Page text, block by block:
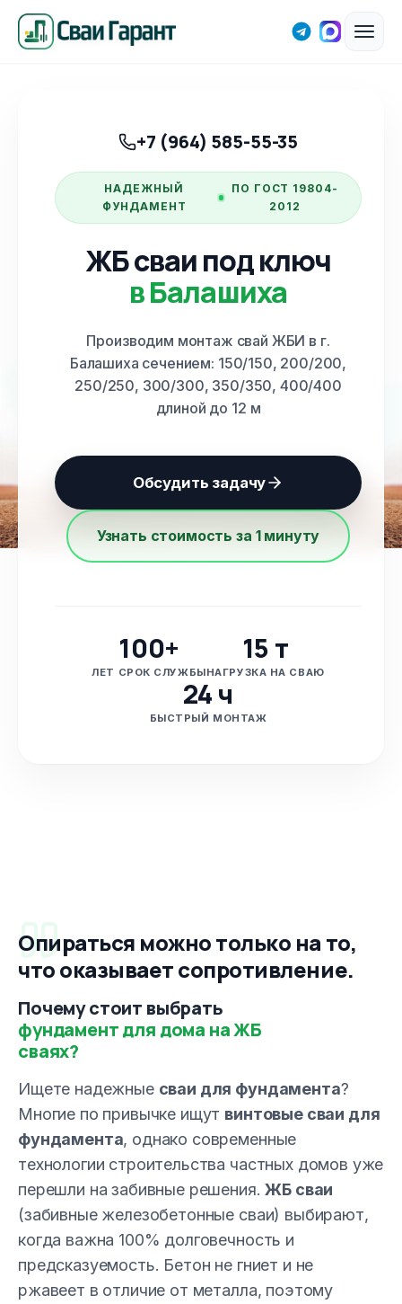
+7 (964) 585-55-35
НАДЕЖНЫЙ
ФУНДАМЕНТ
ПО ГОСТ 19804-
2012
ЖБ сваи под ключ
в Балашиха
Производим монтаж свай ЖБИ в г.
Балашиха сечением: 150/150, 200/200,
250/250, 300/300, 350/350, 400/400
длиной до 12 м
Обсудить задачу
Узнать стоимость за 1 минуту
100+
ЛЕТ СРОК СЛУЖБЫ
15 т
НАГРУЗКА НА СВАЮ
24 ч
БЫСТРЫЙ МОНТАЖ
Опираться можно только на то,
что оказывает сопротивление.
Почему стоит выбрать
фундамент для дома на ЖБ
сваях?
Ищете надежные сваи для фундамента?
Многие по привычке ищут винтовые сваи для
фундамента, однако современные
технологии строительства частных домов уже
перешли на забивные решения.ЖБ сваи
(забивные железобетонные сваи) выбирают,
когда важна 100% долговечность и
предсказуемость. Бетон не гниет и не
ржавеет в отличие от металла, поэтому